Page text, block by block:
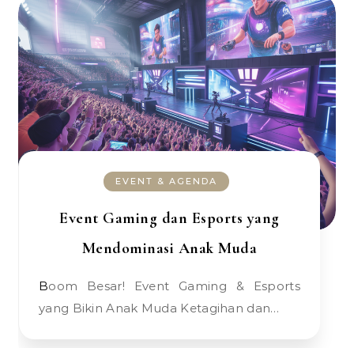
EVENT & AGENDA
Event Gaming dan Esports yang
Mendominasi Anak Muda
Boom Besar! Event Gaming & Esports
yang Bikin Anak Muda Ketagihan dan…